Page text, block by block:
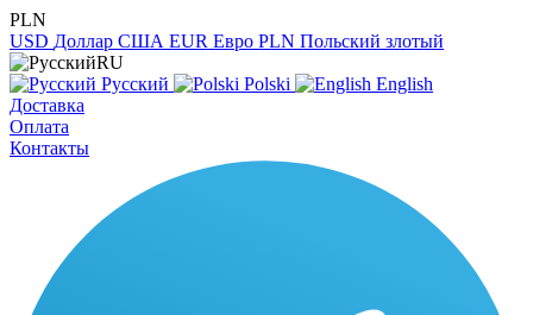
PLN
USD Доллар США EUR Евро PLN Польский злотый
RU
Русский
Polski
English
Доставка
Оплата
Контакты